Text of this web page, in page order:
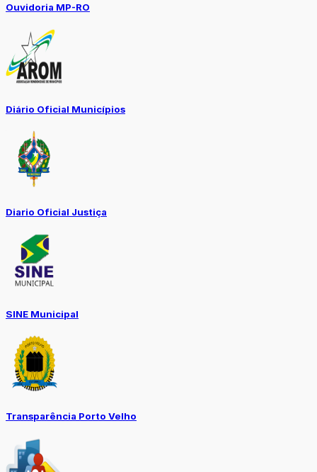
Ouvidoria MP-RO
Diário Oficial Municípios
Diario Oficial Justiça
SINE Municipal
Transparência Porto Velho